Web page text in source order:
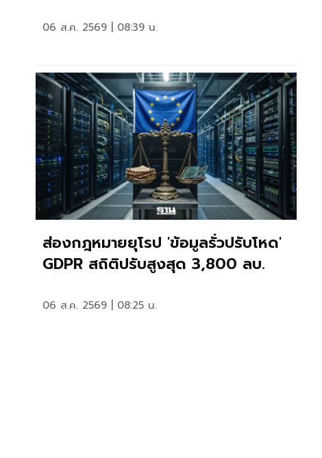
06 ส.ค. 2569 | 08:39 น.
ส่องกฎหมายยุโรป 'ข้อมูลรั่วปรับโหด'
GDPR สถิติปรับสูงสุด 3,800 ลบ.
06 ส.ค. 2569 | 08:25 น.